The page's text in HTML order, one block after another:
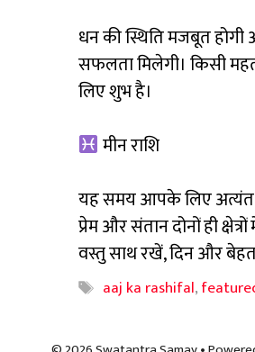
धन की स्थिति मजबूत होगी
सफलता मिलेगी। किसी
लिए शुभ है।
मीन राशि
यह समय आपके लिए अत्यंत
प्रेम और संतान दोनों ही
वस्तु साथ रखें, दिन और
Tags
aaj ka rashifal,